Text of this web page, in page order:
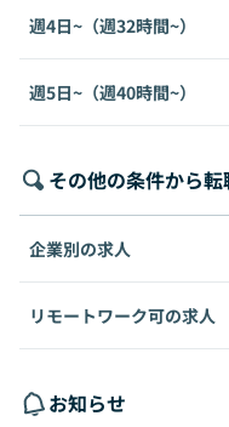
週4日~（週32時間~）
週5日~（週40時間~）
その他の条件から
企業別の求人
リモートワーク可の求人
お知らせ